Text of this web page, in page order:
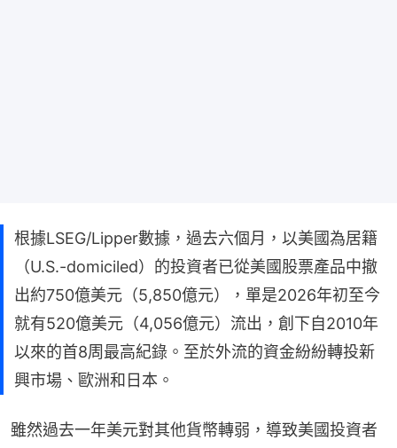
根據LSEG/Lipper數據，過去六個月，以美國為居籍
（U.S.-domiciled）的投資者已從美國股票產品中撤
出約750億美元（5,850億元），單是2026年初至今
就有520億美元（4,056億元）流出，創下自2010年
以來的首8周最高紀錄。至於外流的資金紛紛轉投新
興市場、歐洲和日本。
雖然過去一年美元對其他貨幣轉弱，導致美國投資者